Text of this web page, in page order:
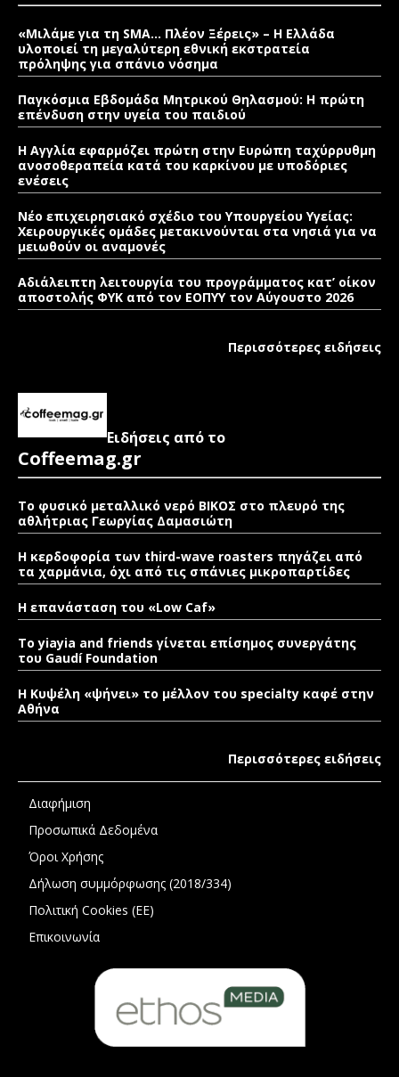
«Μιλάμε για τη SMA… Πλέον Ξέρεις» – Η Ελλάδα
υλοποιεί τη μεγαλύτερη εθνική εκστρατεία
πρόληψης για σπάνιο νόσημα
Παγκόσμια Εβδομάδα Μητρικού Θηλασμού: Η πρώτη
επένδυση στην υγεία του παιδιού
Η Αγγλία εφαρμόζει πρώτη στην Ευρώπη ταχύρρυθμη
ανοσοθεραπεία κατά του καρκίνου με υποδόριες
ενέσεις
Νέο επιχειρησιακό σχέδιο του Υπουργείου Υγείας:
Χειρουργικές ομάδες μετακινούνται στα νησιά για να
μειωθούν οι αναμονές
Αδιάλειπτη λειτουργία του προγράμματος κατ’ οίκον
αποστολής ΦΥΚ από τον ΕΟΠΥΥ τον Αύγουστο 2026
Περισσότερες ειδήσεις
Ειδήσεις από το
Coffeemag.gr
Το φυσικό μεταλλικό νερό ΒΙΚΟΣ στο πλευρό της
αθλήτριας Γεωργίας Δαμασιώτη
Η κερδοφορία των third-wave roasters πηγάζει από
τα χαρμάνια, όχι από τις σπάνιες μικροπαρτίδες
Η επανάσταση του «Low Caf»
To yiayia and friends γίνεται επίσημος συνεργάτης
του Gaudí Foundation
Η Κυψέλη «ψήνει» το μέλλον του specialty καφέ στην
Αθήνα
Περισσότερες ειδήσεις
Διαφήμιση
Προσωπικά Δεδομένα
Όροι Χρήσης
Δήλωση συμμόρφωσης (2018/334)
Πολιτική Cookies (ΕΕ)
Επικοινωνία